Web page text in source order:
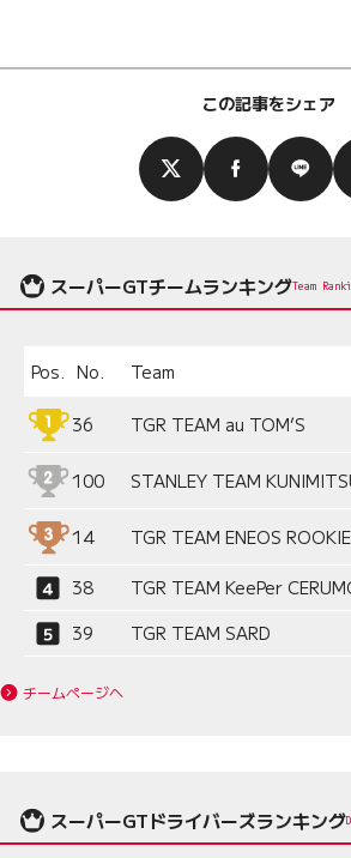
この記事をシェア
スーパーGTチームランキングTeam
Pos. No. Team
36 TGR TEAM au TOM’S
100 STANLEY TEAM
14 TGR TEAM ENEOS ROOKIE
38 TGR TEAM KeePer
39
TGR TEAM SARD
チームページへ
スーパーGTドライバーズランキング